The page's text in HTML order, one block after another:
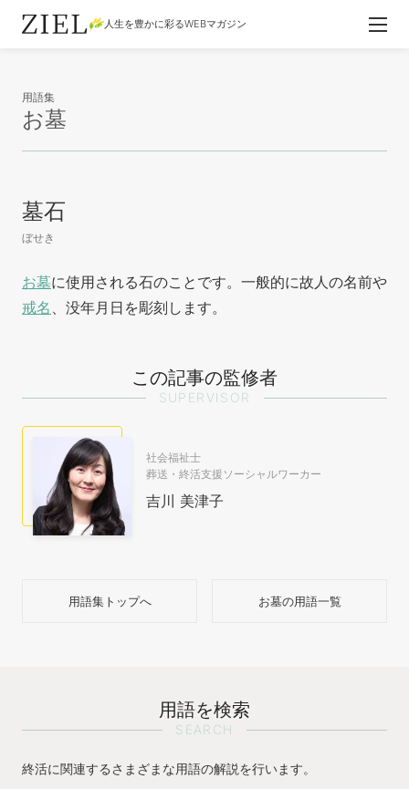
人生を豊かに彩るWEBマガジン
用語集
お墓
墓石
ぼせき
お墓に使用される石のことです。一般的に故人の名前や
戒名 、没年月日を彫刻します。
この記事の監修者
SUPERVISOR
吉川 美津子
社会福祉士
葬送・終活支援ソーシャルワーカー
用語集トップへ お墓の用語一覧
用語を検索
SEARCH
終活に関連するさまざまな用語の解説を行います。